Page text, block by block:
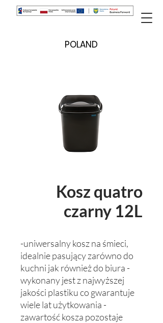
POLAND
Kosz quatro
czarny 12L
-uniwersalny kosz na śmieci,
idealnie pasujący zarówno do
kuchni jak również do biura -
wykonany jest z najwyższej
jakości plastiku co gwarantuje
wiele lat użytkowania -
zawartość kosza pozostaje